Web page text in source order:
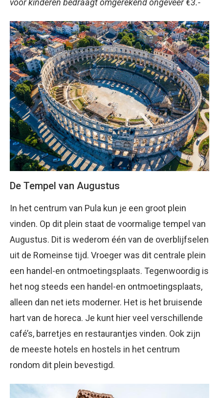
voor kinderen bedraagt omgerekend ongeveer €3.-
De Tempel van Augustus
In het centrum van Pula kun je een groot plein
vinden. Op dit plein staat de voormalige tempel van
Augustus. Dit is wederom één van de overblijfselen
uit de Romeinse tijd. Vroeger was dit centrale plein
een handel-en ontmoetingsplaats. Tegenwoordig is
het nog steeds een handel-en ontmoetingsplaats,
alleen dan net iets moderner. Het is het bruisende
hart van de horeca. Je kunt hier veel verschillende
café’s, barretjes en restaurantjes vinden. Ook zijn
de meeste hotels en hostels in het centrum
rondom dit plein bevestigd.